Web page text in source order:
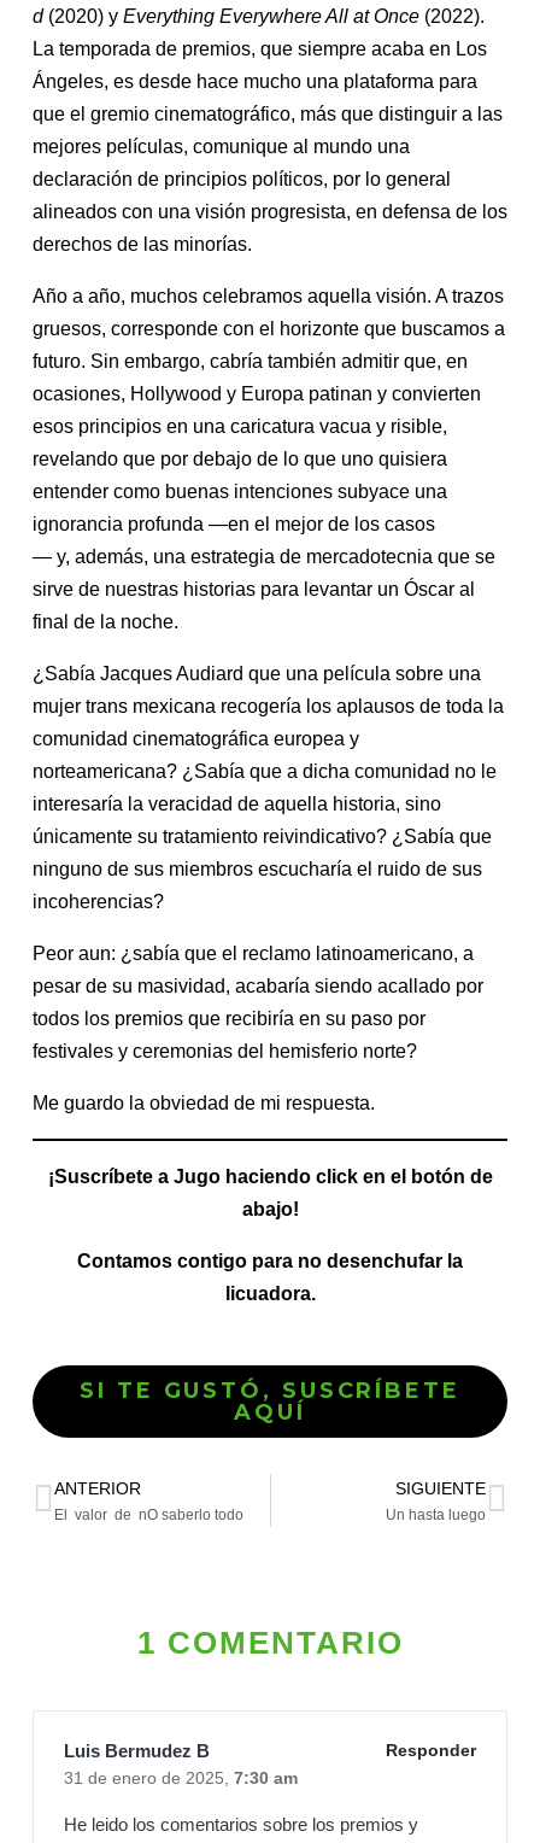
d(2020) y Everything Everywhere All at Once (2022).
La temporada de premios, que siempre acaba en Los
Ángeles, es desde hace mucho una plataforma para
que el gremio cinematográfico, más que distinguir a las
mejores películas, comunique al mundo una
declaración de principios políticos, por lo general
alineados con una visión progresista, en defensa de los
derechos de las minorías.
Año a año, muchos celebramos aquella visión. A trazos
gruesos, corresponde con el horizonte que buscamos a
futuro. Sin embargo, cabría también admitir que, en
ocasiones, Hollywood y Europa patinan y convierten
esos principios en una caricatura vacua y risible,
revelando que por debajo de lo que uno quisiera
entender como buenas intenciones subyace una
ignorancia profunda —en el mejor de los casos
— y, además, una estrategia de mercadotecnia que se
sirve de nuestras historias para levantar un Óscar al
final de la noche.
¿Sabía Jacques Audiard que una película sobre una
mujer trans mexicana recogería los aplausos de toda la
comunidad cinematográfica europea y
norteamericana? ¿Sabía que a dicha comunidad no le
interesaría la veracidad de aquella historia, sino
únicamente su tratamiento reivindicativo? ¿Sabía que
ninguno de sus miembros escucharía el ruido de sus
incoherencias?
Peor aun: ¿sabía que el reclamo latinoamericano, a
pesar de su masividad, acabaría siendo acallado por
todos los premios que recibiría en su paso por
festivales y ceremonias del hemisferio norte?
Me guardo la obviedad de mi respuesta.
¡Suscríbete a Jugo haciendo click en el botón de
abajo!
Contamos contigo para no desenchufar la
licuadora.
SI TE GUSTÓ, SUSCRÍBETE
AQUÍ
ANTERIOR
El valor de nO saberlo todo
SIGUIENTE
Un hasta luego
1 COMENTARIO
Luis Bermudez B
Responder
31 de enero de 2025, 7:30 am
He leido los comentarios sobre los premios y